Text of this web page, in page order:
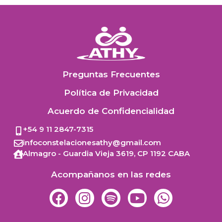
Preguntas Frecuentes
Política de Privacidad
Acuerdo de Confidencialidad
+54 9 11 2847-7315
infoconstelacionesathy@gmail.com
Almagro - Guardia Vieja 3619, CP 1192 CABA
Acompañanos en las redes